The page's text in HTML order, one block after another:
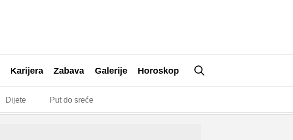
Karijera Zabava Galerije Horoskop
Dijete Put do sreće